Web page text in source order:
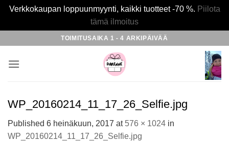
Verkkokaupan loppuunmyynti, kaikki tuotteet -70 %. Piilota
tämä ilmoitus
content
TOIMITUSAIKA 1 - 4 ARKIPÄIVÄÄ
WP_20160214_11_17_26_Selfie.jpg
Published 6 heinäkuun, 2017 at 576 × 1024 in
WP_20160214_11_17_26_Selfie.jpg